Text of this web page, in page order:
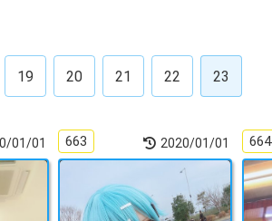
19 20 21 22 23
01/01 663 2020/01/01 664